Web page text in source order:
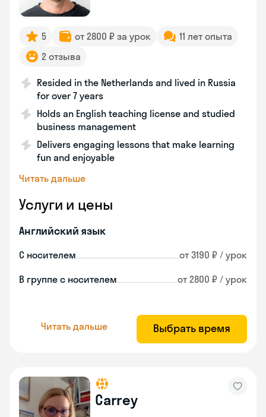
5 от 2800 ₽ за урок
11 лет опыта
2 отзыва
Resided in the Netherlands and lived in Russia
for over 7 years
Holds an English teaching license and studied
business management
Delivers engaging lessons that make learning
fun and enjoyable
Читать дальше
Услуги и цены
Английский язык
С носителем от 3190 ₽ / урок
В группе с носителем от 2800 ₽ / урок
Читать дальше Выбрать время
Carrey